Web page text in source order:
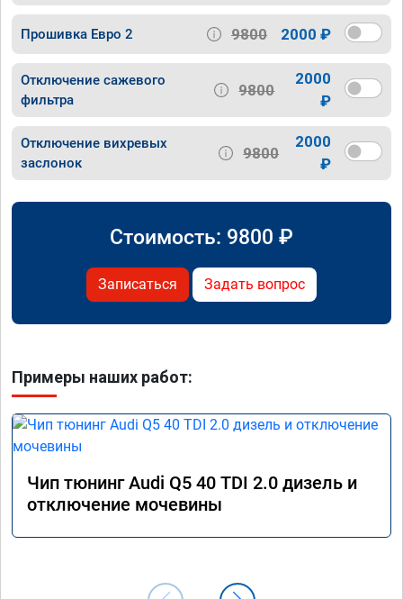
Прошивка Евро 2 9800 2000 ₽
Отключение сажевого
фильтра
9800
2000
₽
Отключение вихревых
заслонок
9800
2000
₽
Стоимость: 9800 ₽
Записаться Задать вопрос
Примеры наших работ:
Чип тюнинг Audi Q5 40 TDI 2.0 дизель и
отключение мочевины